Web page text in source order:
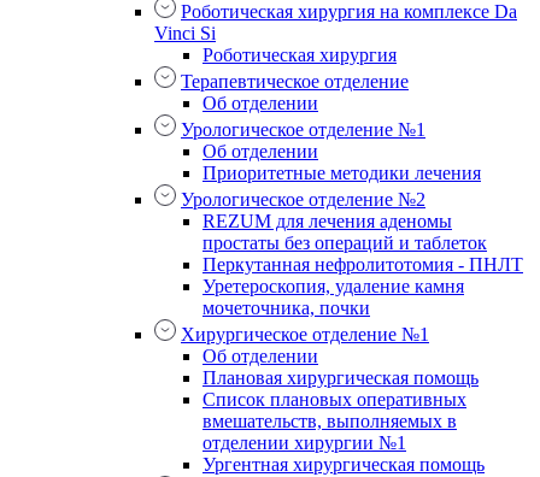
Роботическая хирургия на комплексе Da
Vinci Si
Роботическая хирургия
Терапевтическое отделение
Об отделении
Урологическое отделение №1
Об отделении
Приоритетные методики лечения
Урологическое отделение №2
REZUM для лечения аденомы
простаты без операций и таблеток
Перкутанная нефролитотомия - ПНЛТ
Уретероскопия, удаление камня
мочеточника, почки
Хирургическое отделение №1
Об отделении
Плановая хирургическая помощь
Список плановых оперативных
вмешательств, выполняемых в
отделении хирургии №1
Ургентная хирургическая помощь